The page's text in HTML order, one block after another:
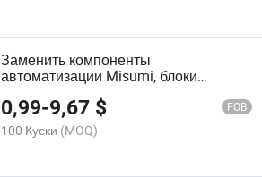
Заменить компоненты
автоматизации Misumi, блоки
7A/7SA/10A/14A/20A H/S Bl/Bh/Bt/Pl
0,99-9,67 $ FOB
100 Куски (MOQ)